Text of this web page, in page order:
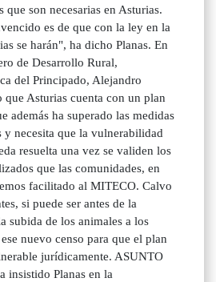
que son necesarias en Asturias.
es de que con la ley en la
se harán", ha dicho Planas. En
de Desarrollo Rural,
del Principado, Alejandro
Asturias cuenta con un plan
además ha superado las medidas
y necesita que la vulnerabilidad
resuelta una vez se validen los
que las comunidades, en
facilitado al MITECO. Calvo
si puede ser antes de la
subida de los animales a los
nuevo censo para que el plan
jurídicamente. ASUNTO
insistido Planas en la